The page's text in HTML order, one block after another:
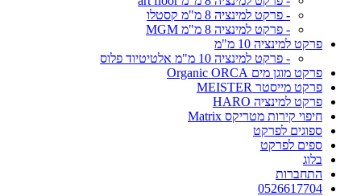
- פרקט למינציה 8 מ"מ קסטלו
- פרקט למינציה 8 מ"מ MGM
פרקט למינציה 10 מ"מ
- פרקט למינציה 10 מ"מ אלטיטיוד פלוס
פרקט מוגן מים Organic ORCA
פרקט מייסטר MEISTER
פרקט למינציה HARO
חיפוי קירות מטריקס Matrix
ספוגים לפרקט
ספים לפרקט
בלוג
התחברות
0526617704